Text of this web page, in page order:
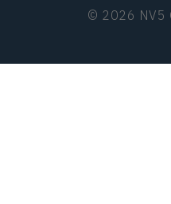
© 2026 NV5